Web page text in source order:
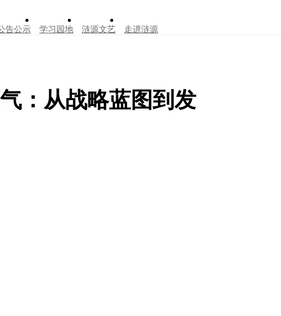
告公示 学习园地 涟源文艺 走进涟源
：从战略蓝图到发